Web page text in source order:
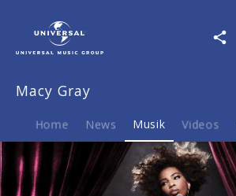
Musik
TheMacy Gray
Home News Musik Videos